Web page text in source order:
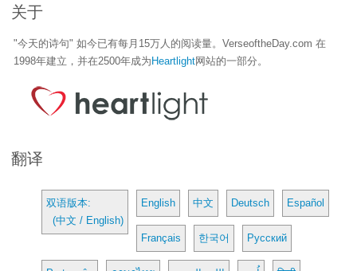
关于
"今天的诗句" 如今已有每月15万人的阅读量。VerseoftheDay.com 在
1998年建立，并在2500年成为 Heartlight网站的一部分。
翻译
双语版本:
(中文 / English)
English 中文 Deutsch Español
Français 한국어 Русский